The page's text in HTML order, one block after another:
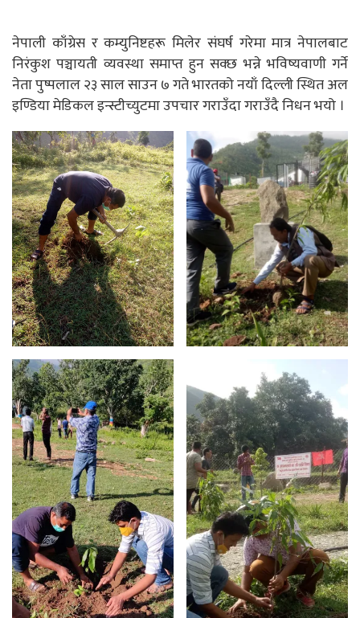
नेपाली काँग्रेस र कम्युनिष्टहरू मिलेर संघर्ष गरेमा मात्र नेपालबाट
निरंकुश पञ्चायती व्यवस्था समाप्त हुन सक्छ भन्ने भविष्यवाणी गर्ने
नेता पुष्पलाल २३ साल साउन ७ गते भारतको नयाँ दिल्ली स्थित अल
इण्डिया मेडिकल इन्स्टीच्युटमा उपचार गराउँदा गराउँदै निधन भयो ।